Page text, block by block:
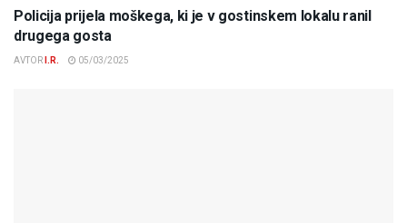
Policija prijela moškega, ki je v gostinskem lokalu ranil
drugega gosta
AVTOR I.R. 05/03/2025